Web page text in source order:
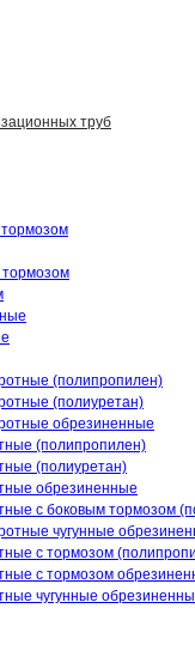
труб
(полипропилен)
(полиуретан)
обрезиненные
(полипропилен)
(полиуретан)
обрезиненные
с боковым тормозом
чугунные
с тормозом
с тормозом
чугунные